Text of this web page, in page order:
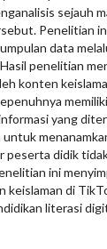
sejauh
Penelitian
data
penelitian
konten
yang
peserta didik
ini
di
literasi